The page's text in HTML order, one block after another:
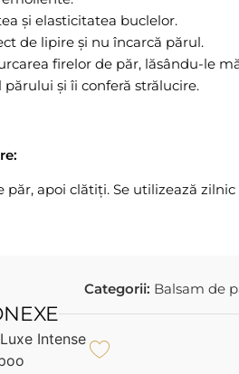
și elasticitatea buclelor.
de lipire și nu încarcă părul.
firelor de păr, lăsându-le
și îi conferă strălucire.
apoi clătiți. Se utilizează
Categorii: Balsam de